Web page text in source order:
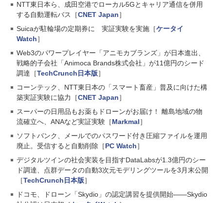
NTT東日本ら、成田空港でローカル5Gとキャリア通信を併用
する自動運転バス［CNET Japan］
Suicaが駐輪場の定期券に 実証実験を実施［ケータイ
Watch］
Web3のパワープレイヤー「アニモカブランズ」が日本進出、
戦略的子会社「Animoca Brands株式会社」が11億円のシード
調達［TechCrunch日本版］
コーンテック、NTT東日本の「スマート畜産」普及に向けた構
築実証実験に協力［CNET Japan］
スーパーの日用品もお薬もドローンがお届け！ 離島地域の物
流確立へ、ANAなど実証実験［Markmal］
ソフトバンク、メールでのパスワード付き圧縮ファイルを運用
廃止。受信すると自動削除［PC Watch］
デジタルツインの社会実装を目指すDataLabsが1.3億円のシー
ド調達、点群データの自動3次元モデリングツールを3月末公開
［TechCrunch日本版］
ドコモ、ドローン「Skydio」の認定講習を提供開始――Skydio